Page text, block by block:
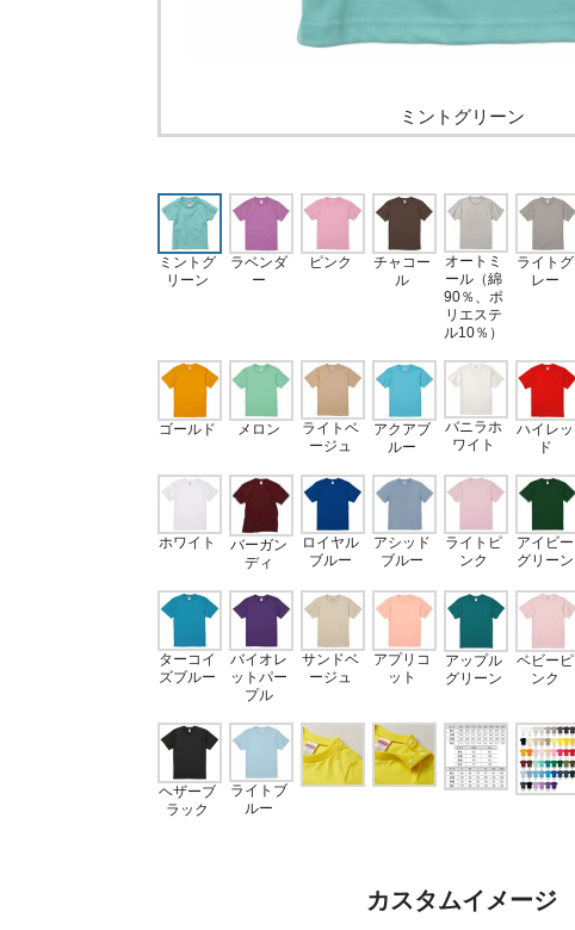
ミントグリーン
ミントグ
リーン
ラベンダ
ー
ピンク
チャコー
ル
オートミ
ール（綿
90％、ポ
リエステ
ル10％）
ライトグ
レー
ゴールド メロン
ライトベ
ージュ
アクアブ
ルー
バニラホ
ワイト
ハイレッ
ド
ホワイト
バーガン
ディ
ロイヤル
ブルー
アシッド
ブルー
ライトピ
ンク
アイビー
グリーン
ターコイ
ズブルー
バイオレ
ットパー
プル
サンドベ
ージュ
アプリコ
ット
アップル
グリーン
ベビーピ
ンク
ヘザーブ
ラック
ライトブ
ルー
カスタムイメージ